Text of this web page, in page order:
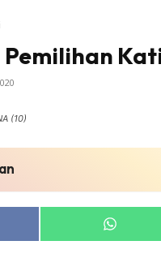
Bilik
(10)
Share
on